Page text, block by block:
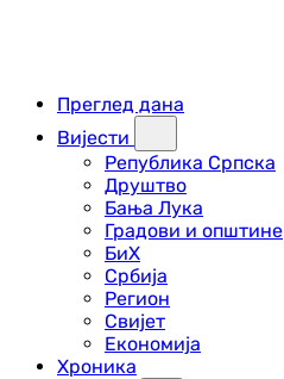
Преглед дана
Вијести
Република Српска
Друштво
Бања Лука
Градови и општине
БиХ
Србија
Регион
Свијет
Економија
Хроника